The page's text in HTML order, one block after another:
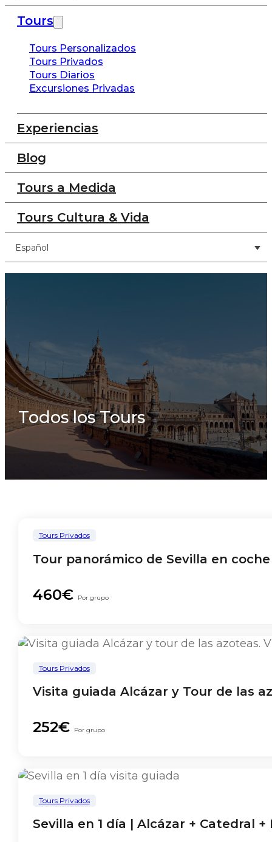
Tours
Tours Personalizados
Tours Privados
Tours Diarios
Excursiones Privadas
Experiencias
Blog
Tours a Medida
Tours Cultura & Vida
Español
Todos los Tours
Tours Privados
Tour panorámico de Sevilla en coche
460€ Por grupo
Tours Privados
Visita guiada Alcázar y Tour de las
252€ Por grupo
Tours Privados
Sevilla en 1 día | Alcázar + Catedral